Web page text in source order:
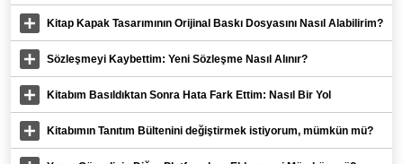
Kitap Kapak Tasarımının Orijinal Baskı Dosyasını Nasıl Alabilirim?
Sözleşmeyi Kaybettim: Yeni Sözleşme Nasıl Alınır?
Kitabım Basıldıktan Sonra Hata Fark Ettim: Nasıl Bir Yol
İzlemeliyim?
Kitabımın Tanıtım Bültenini değiştirmek istiyorum, mümkün mü?